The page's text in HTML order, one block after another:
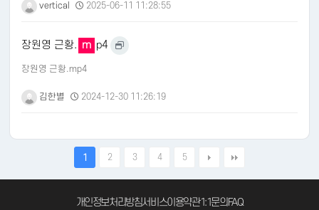
vertical 2025-06-11 11:28:55
장원영 근황. m p4
장원영 근황.mp4
김한별 2024-12-30 11:26:19
1 2 3 4 5
개인정보처리방침서비스이용약관1:1문의FAQ